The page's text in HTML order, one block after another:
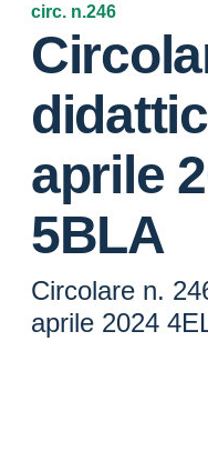
circ. n.246
aprile
5BLA
Circolare n.
aprile 2024